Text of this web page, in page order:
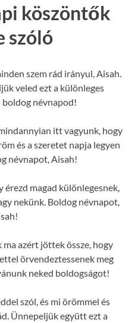
köszöntők
szóló
szem rád irányul, Aisah.
veled ezt a különleges
boldog névnapod!
itt vagyunk, hogy
és a szeretet napja legyen
névnapot, Aisah!
magad különlegesnek,
nekünk. Boldog névnapot,
ma azért jöttek össze, hogy
örvendeztessenek meg
neked boldogságot!
szól, és mi örömmel és
Ünnepeljük együtt ezt a